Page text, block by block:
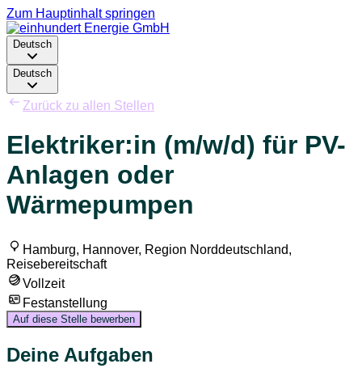
Zum Hauptinhalt springen
Deutsch
Deutsch
Zurück zu allen Stellen
Elektriker:in (m/w/d) für PV-
Anlagen oder
Wärmepumpen
Hamburg, Hannover, Region Norddeutschland,
Reisebereitschaft
Vollzeit
Festanstellung
Auf diese Stelle bewerben
Deine Aufgaben